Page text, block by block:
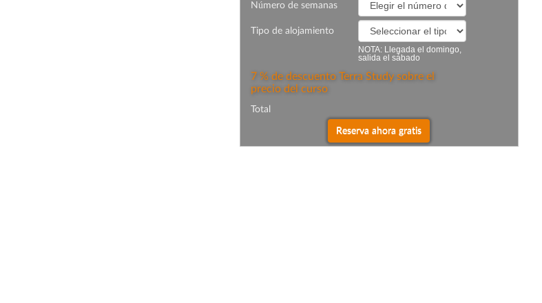
Número de semanas
Tipo de alojamiento
NOTA: Llegada el domingo,
salida el sábado
7 % de descuento Terra Study sobre el
precio del curso
Total